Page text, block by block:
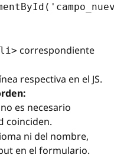
correspondiente
respectiva en el JS.
es necesario
coinciden.
ni del nombre,
en el formulario.